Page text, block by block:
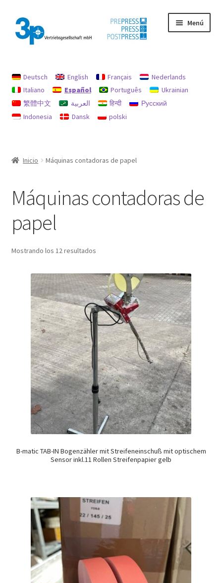
la
navegación
al
contenido
Menú
Máquinas usadas
Mi cuenta
Deutsch English Français
Nederlands
Italiano
Español Português
Ukrainian
繁體中文
العربية हिन्दी
Русский
Indonesia
Dansk polski
Inicio Máquinas contadoras de papel
Máquinas contadoras de
papel
Mostrando los 12 resultados
B-matic TAB-IN Bogenzähler mit Streifeneinschuß mit optischem
Sensor inkl.11 Rollen Streifenpapier gelb